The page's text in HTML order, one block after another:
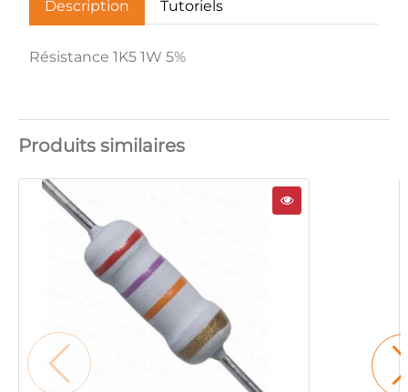
Description Tutoriels
Résistance 1K5 1W 5%
Produits similaires